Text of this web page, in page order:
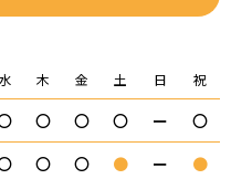
木 金 土 日 祝
〇 〇 〇 ー 〇
〇 〇 ● ー ●